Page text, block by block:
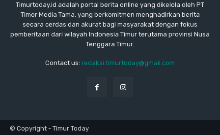
Timurtoday.id adalah portal berita online yang dikelola oleh PT
Timor Media Tama, yang berkomitmen menghadirkan berita
secara cerdas dan akurat bagi masyarakat dengan fokus
pemberitaan dari wilayah Indonesia Timur terutama provinsi Nusa
Tenggara Timur.
Contact us: redaksi.timurtoday@gmail.com
© Copyright - Timur Today